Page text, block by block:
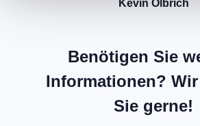
Kevin Olbrich
Benötigen Sie
Informationen?
Sie gerne!